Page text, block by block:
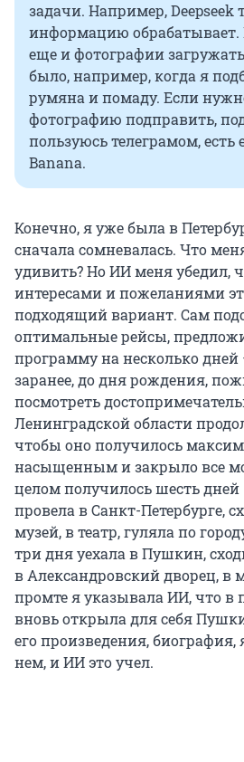
задачи. Например, Deepseek
информацию обрабатывает.
еще и фотографии
было, например, когда я
румяна и помаду. Если
фотографию подправить,
пользуюсь телеграмом, есть
Banana.
Конечно, я уже была в
сначала сомневалась. Что
удивить? Но ИИ меня убедил,
интересами и пожеланиями
подходящий вариант. Сам
оптимальные рейсы,
программу на несколько дней
заранее, до дня рождения,
посмотреть
Ленинградской области
чтобы оно получилось
насыщенным и закрыло все
целом получилось шесть
провела в Санкт-Петербурге,
музей, в театр, гуляла по
три дня уехала в Пушкин,
в Александровский дворец, в
промте я указывала ИИ, что в
вновь открыла для себя
его произведения,
нем, и ИИ это учел.